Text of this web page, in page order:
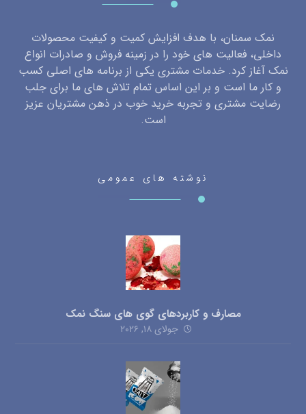
نمک سمنان، با هدف افزایش کمیت و کیفیت محصولات
داخلی، فعالیت های خود را در زمینه فروش و صادرات انواع
نمک آغاز کرد. خدمات مشتری یکی از برنامه های اصلی کسب
و کار ما است و بر این اساس تمام تلاش های ما برای جلب
رضایت مشتری و تجربه خرید خوب در ذهن مشتریان عزیز
است.
نوشته های عمومی
مصارف و کاربردهای گوی های سنگ نمک
جولای ۱۸, ۲۰۲۶